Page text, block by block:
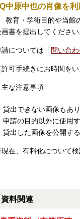
Q中原中也の肖像を利
育・学術目的や当館
画書を提出してくださ
請については「 問い合
許可手続きにお時間を
主な注意事項
貸出できない画像もあり
申請の目的以外に使用
貸出した画像を公開す
在、有料化について検
資料関連